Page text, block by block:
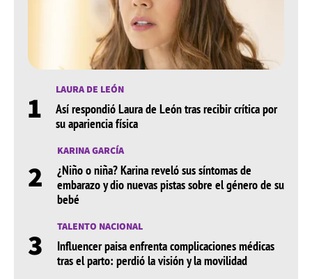
1 LAURA DE LEÓN
Así respondió Laura de León tras recibir crítica por
su apariencia física
2
KARINA GARCÍA
¿Niño o niña? Karina reveló sus síntomas de
embarazo y dio nuevas pistas sobre el género de su
bebé
3 TALENTO NACIONAL
Influencer paisa enfrenta complicaciones médicas
tras el parto: perdió la visión y la movilidad